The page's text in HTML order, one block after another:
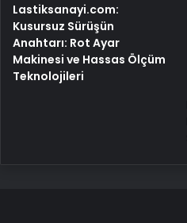
Lastiksanayi.com:
Kusursuz Sürüşün
Anahtarı: Rot Ayar
Makinesi ve Hassas Ölçüm
Teknolojileri